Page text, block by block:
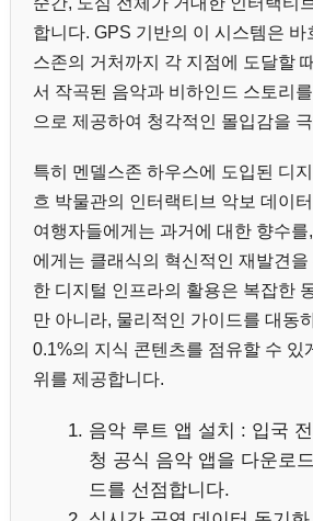
합니다. GPS 기반의 이 시스템은 바
스존의 거처까지 각 지점에 도달할
서 작곡된 음악과 비하인드 스토리
으로 제공하여 청각적인 몰입감을
특히 멘델스존 하우스에 도입된 디
흐 박물관의 인터랙티브 악보 데이
여행자들에게는 과거에 대한 향수
에게는 클래식의 혁신적인 재발견을
한 디지털 인프라의 활용은 복잡한
만 아니라, 물리적인 가이드를 대동
0.1%의 지식 콘텐츠를 점유할 수 있
위를 제공합니다.
음악 루트 앱 설치 : 입국
청 공식 음악 앱을 다운로
드를 선점합니다.